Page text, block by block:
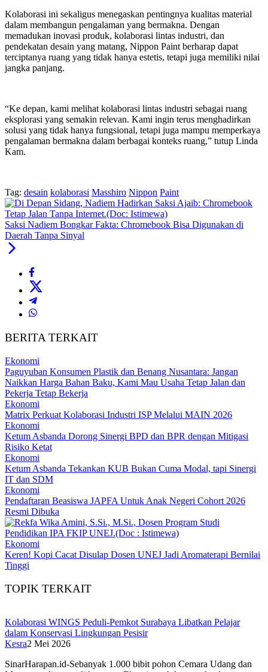
Kolaborasi ini sekaligus menegaskan pentingnya kualitas material
dalam membangun pengalaman yang bermakna. Dengan
memadukan inovasi produk, kolaborasi lintas industri, dan
pendekatan desain yang matang, Nippon Paint berharap dapat
terciptanya ruang yang tidak hanya estetis, tetapi juga memiliki nilai
jangka panjang.
“Ke depan, kami melihat kolaborasi lintas industri sebagai ruang
eksplorasi yang semakin relevan. Kami ingin terus menghadirkan
solusi yang tidak hanya fungsional, tetapi juga mampu memperkaya
pengalaman bermakna dalam berbagai konteks ruang,” tutup Linda
Kam.
Tag: desain kolaborasi Masshiro Nippon Paint
Saksi Nadiem Bongkar Fakta: Chromebook Bisa Digunakan di
Daerah Tanpa Sinyal
BERITA TERKAIT
Ekonomi
Paguyuban Konsumen Plastik dan Benang Nusantara: Jangan
Naikkan Harga Bahan Baku, Kami Mau Usaha Tetap Jalan dan
Pekerja Tetap Bekerja
Ekonomi
Matrix Perkuat Kolaborasi Industri ISP Melalui MAIN 2026
Ekonomi
Ketum Asbanda Dorong Sinergi BPD dan BPR dengan Mitigasi
Risiko Ketat
Ekonomi
Ketum Asbanda Tekankan KUB Bukan Cuma Modal, tapi Sinergi
IT dan SDM
Ekonomi
Pendaftaran Beasiswa JAPFA Untuk Anak Negeri Cohort 2026
Resmi Dibuka
Ekonomi
Keren! Kopi Cacat Disulap Dosen UNEJ Jadi Aromaterapi Bernilai
Tinggi
TOPIK TERKAIT
Kolaborasi WINGS Peduli-Pemkot Surabaya Libatkan Pelajar
dalam Konservasi Lingkungan Pesisir
Kesra2 Mei 2026
SinarHarapan.id-Sebanyak 1.000 bibit pohon Cemara Udang dan